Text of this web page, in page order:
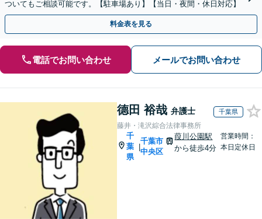
ついてもご相談可能です。【駐車場あり】【当日・夜間・休日対応】
料金表を見る
電話でお問い合わせ メールでお問い合わせ
德田 裕哉 弁護士 千葉県
藤井・滝沢綜合法律事務所
千
葉
県
|
千葉市
中央区
葭川公園駅
から徒歩4分
営業時間：
本日定休日